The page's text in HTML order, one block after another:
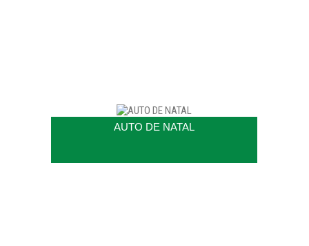
AUTO DE NATAL